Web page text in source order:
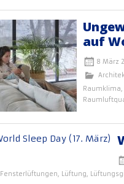
auf
8 März
Raumklima,
Fensterlüftungen, Lüftung,